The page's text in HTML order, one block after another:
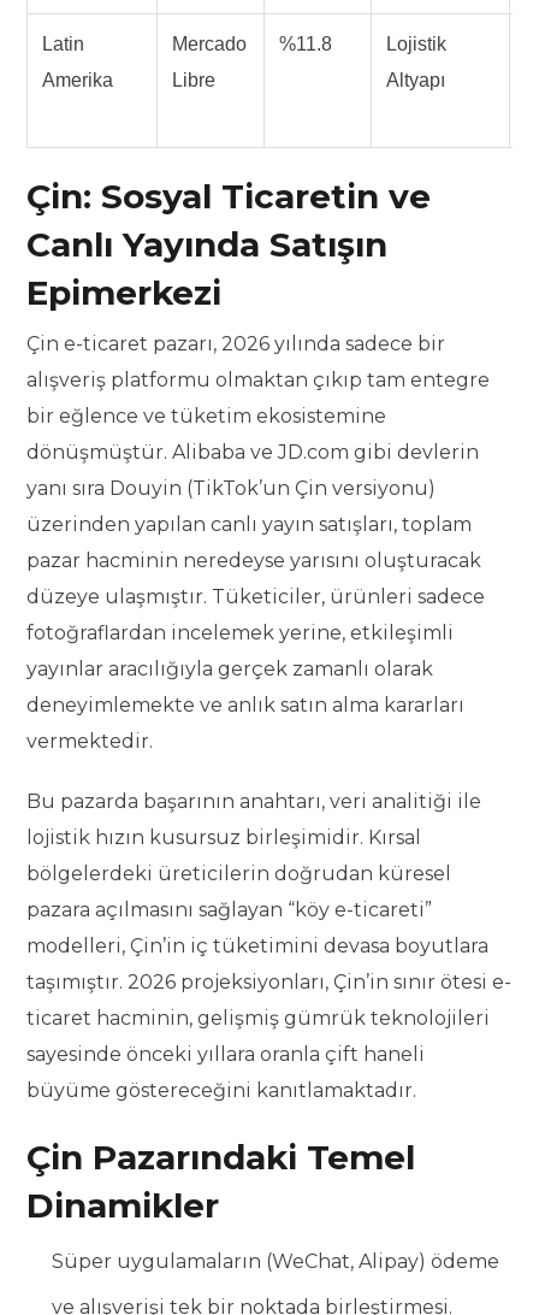
Latin
Amerika
Mercado
Libre
%11.8
Lojistik
Altyapı
Çin: Sosyal Ticaretin ve
Canlı Yayında Satışın
Epimerkezi
Çin e-ticaret pazarı, 2026 yılında sadece bir
alışveriş platformu olmaktan çıkıp tam entegre
bir eğlence ve tüketim ekosistemine
dönüşmüştür. Alibaba ve JD.com gibi devlerin
yanı sıra Douyin (TikTok’un Çin versiyonu)
üzerinden yapılan canlı yayın satışları, toplam
pazar hacminin neredeyse yarısını oluşturacak
düzeye ulaşmıştır. Tüketiciler, ürünleri sadece
fotoğraflardan incelemek yerine, etkileşimli
yayınlar aracılığıyla gerçek zamanlı olarak
deneyimlemekte ve anlık satın alma kararları
vermektedir.
Bu pazarda başarının anahtarı, veri analitiği ile
lojistik hızın kusursuz birleşimidir. Kırsal
bölgelerdeki üreticilerin doğrudan küresel
pazara açılmasını sağlayan “köy e-ticareti”
modelleri, Çin’in iç tüketimini devasa boyutlara
taşımıştır. 2026 projeksiyonları, Çin’in sınır ötesi e-
ticaret hacminin, gelişmiş gümrük teknolojileri
sayesinde önceki yıllara oranla çift haneli
büyüme göstereceğini kanıtlamaktadır.
Çin Pazarındaki Temel
Dinamikler
Süper uygulamaların (WeChat, Alipay) ödeme
ve alışverişi tek bir noktada birleştirmesi.